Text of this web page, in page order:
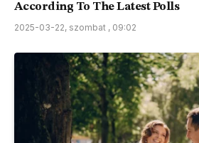
According To The Latest Polls
2025-03-22, szombat , 09:02